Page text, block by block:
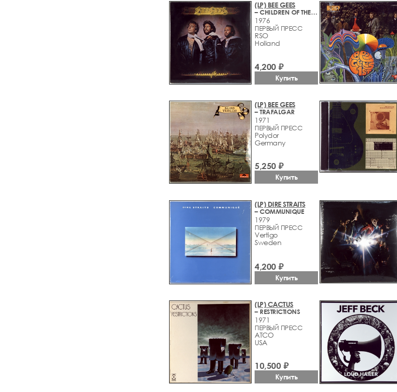
(LP) BEE GEES
– CHILDREN OF THE WORLD
1976
ПЕРВЫЙ ПРЕСС
RSO
Holland
4,200 ₽
Купить
(LP) BEE GEES
– TRAFALGAR
1971
ПЕРВЫЙ ПРЕСС
Polydor
Germany
5,250 ₽
Купить
(LP) DIRE STRAITS
– COMMUNIQUE
1979
ПЕРВЫЙ ПРЕСС
Vertigo
Sweden
4,200 ₽
Купить
(LP) CACTUS
– RESTRICTIONS
1971
ПЕРВЫЙ ПРЕСС
ATCO
USA
10,500 ₽
Купить